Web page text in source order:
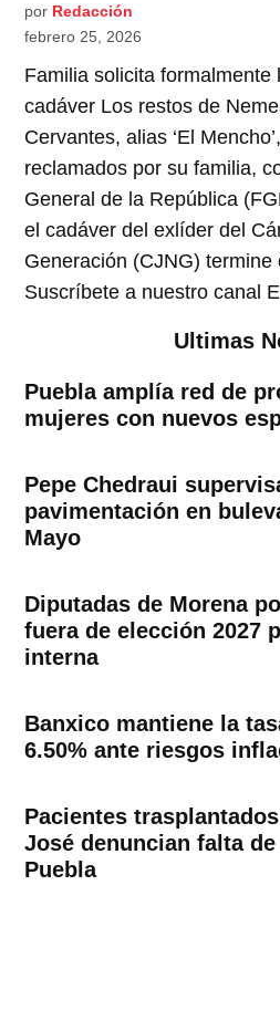
por Redacción
febrero 25, 2026
Familia solicita formalmente
cadáver Los restos de
Cervantes, alias ‘El
reclamados por su familia,
General de la República
el cadáver del exlíder del
Generación (CJNG) termine
Suscríbete a nuestro canal
Ultimas
Puebla amplía red de
mujeres con nuevos
Pepe Chedraui
pavimentación en
Mayo
Diputadas de Morena
fuera de elección 2027
interna
Banxico mantiene la
6.50% ante riesgos
Pacientes
José denuncian falta
Puebla